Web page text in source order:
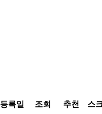
등록일 조회 추천 스